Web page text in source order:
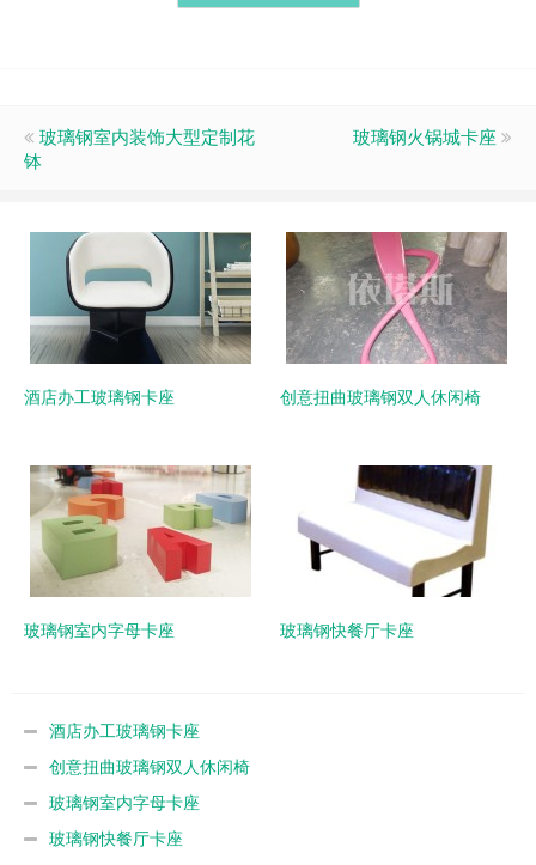
玻璃钢室内装饰大型定制花
钵
玻璃钢火锅城卡座
酒店办工玻璃钢卡座 创意扭曲玻璃钢双人休闲椅
玻璃钢室内字母卡座 玻璃钢快餐厅卡座
酒店办工玻璃钢卡座
创意扭曲玻璃钢双人休闲椅
玻璃钢室内字母卡座
玻璃钢快餐厅卡座